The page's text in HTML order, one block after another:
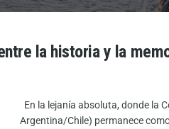
la historia y la
En la lejanía absoluta, donde la
Argentina/Chile) permanece